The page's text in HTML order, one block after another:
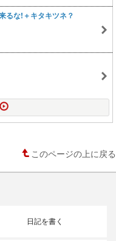
な!＋キタキツネ？
このページの上に戻る
日記を書く